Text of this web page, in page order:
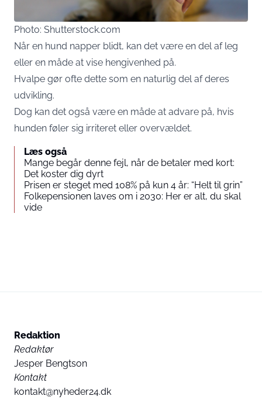
Photo: Shutterstock.com
Når en hund napper blidt, kan det være en del af leg
eller en måde at vise hengivenhed på.
Hvalpe gør ofte dette som en naturlig del af deres
udvikling.
Dog kan det også være en måde at advare på, hvis
hunden føler sig irriteret eller overvældet.
Læs også
Mange begår denne fejl, når de betaler med kort:
Det koster dig dyrt
Prisen er steget med 108% på kun 4 år: “Helt til grin”
Folkepensionen laves om i 2030: Her er alt, du skal
vide
Redaktion
Redaktør
Jesper Bengtson
Kontakt
kontakt@nyheder24.dk